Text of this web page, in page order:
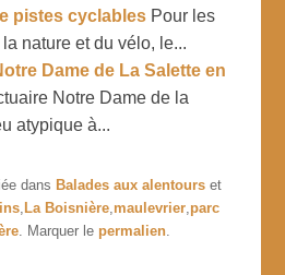
pistes cyclables Pour les
nature et du vélo, le...
Dame de La Salette en
Notre Dame de la
atypique à...
dans Balades aux alentours et
, La Boisnière,maulevrier,parc
. Marquer le permalien.